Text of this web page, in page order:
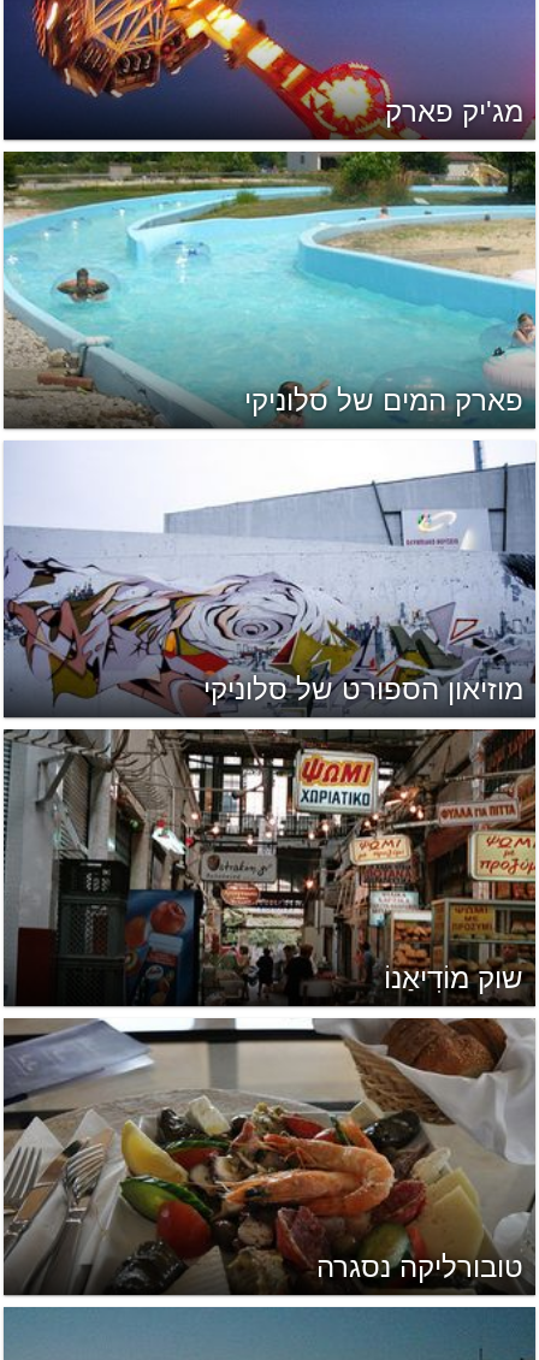
מג'יק פארק
פארק המים של סלוניקי
מוזיאון הספורט של סלוניקי
שוק מוֹדִיאַנוֹ
טובורליקה נסגרה